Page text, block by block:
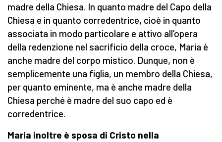
madre della Chiesa. In quanto madre del Capo della
Chiesa e in quanto corredentrice, cioè in quanto
associata in modo particolare e attivo all’opera
della redenzione nel sacrificio della croce, Maria è
anche madre del corpo mistico. Dunque, non è
semplicemente una figlia, un membro della Chiesa,
per quanto eminente, ma è anche madre della
Chiesa perché è madre del suo capo ed è
corredentrice.
Maria inoltre è sposa di Cristo nella